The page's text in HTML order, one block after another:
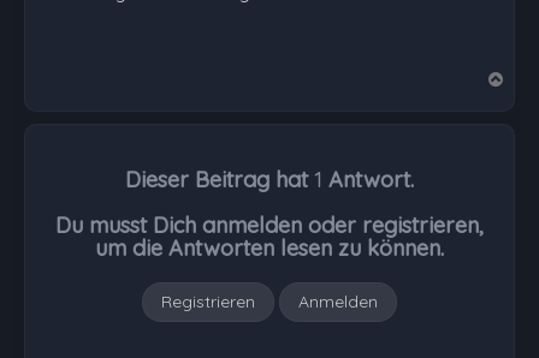
Dieser Beitrag hat 1 Antwort.
Du musst Dich anmelden oder registrieren,
um die Antworten lesen zu können.
Registrieren Anmelden